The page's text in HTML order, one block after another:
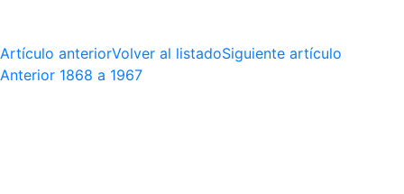
Artículo anteriorVolver al listadoSiguiente artículo
Anterior 1868 a 1967